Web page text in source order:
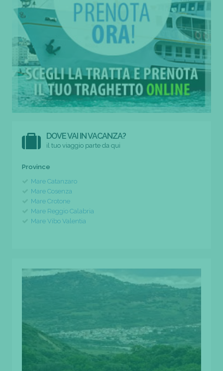
DOVE VAI IN VACANZA?
il tuo viaggio parte da qui
Province
Mare Catanzaro
Mare Cosenza
Mare Crotone
Mare Reggio Calabria
Mare Vibo Valentia